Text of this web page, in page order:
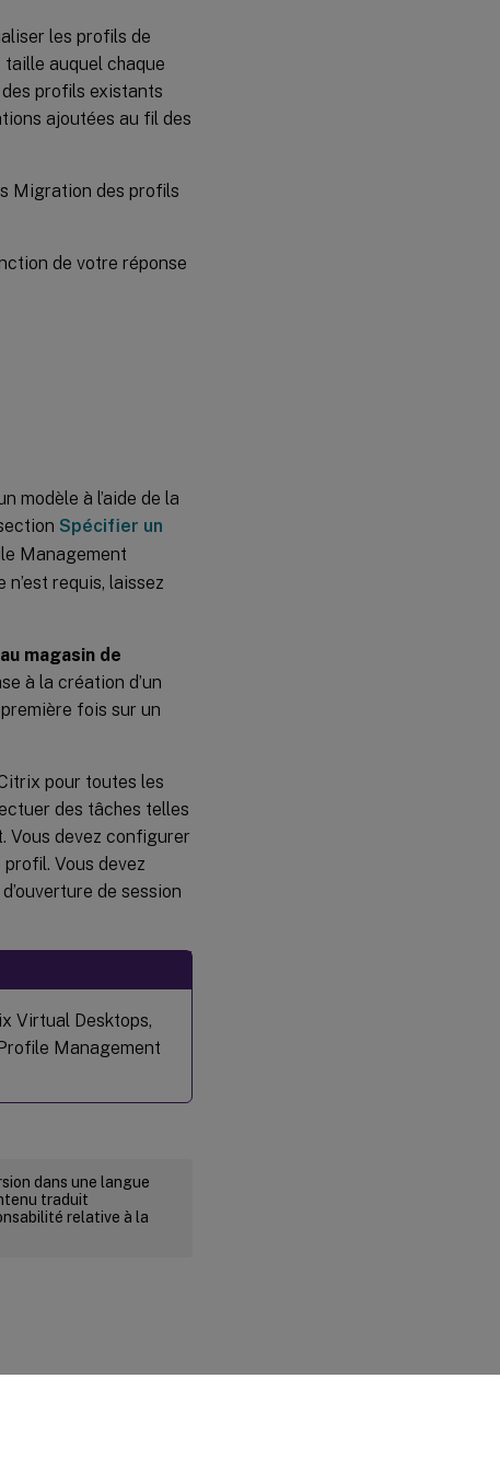
les profils de
auquel chaque
profils existants
ajoutées au fil des
Migration des profils
de votre réponse
modèle à l’aide de la
Spécifier un
Management
requis, laissez
magasin de
à la création d’un
fois sur un
pour toutes les
des tâches telles
Vous devez configurer
Vous devez
de session
Virtual Desktops,
Management
dans une langue
traduit
relative à la